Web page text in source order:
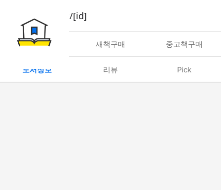
book/rent/[id]
대여 새책구매 중고책구매
도서정보 리뷰 Pick